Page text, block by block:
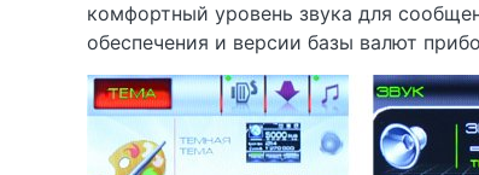
комфортный уровень звука для
обеспечения и версии базы валют